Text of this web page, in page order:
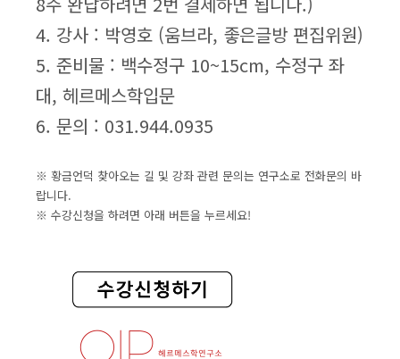
4. 강사 : 박영호 (움브라, 좋은글방 편집위원)
5. 준비물 : 백수정구 10~15cm, 수정구 좌
대, 헤르메스학입문
6. 문의 : 031.944.0935
※ 황금언덕 찾아오는 길 및 강좌 관련 문의는 연구소로 전화문의 바
랍니다.
※ 수강신청을 하려면 아래 버튼을 누르세요!